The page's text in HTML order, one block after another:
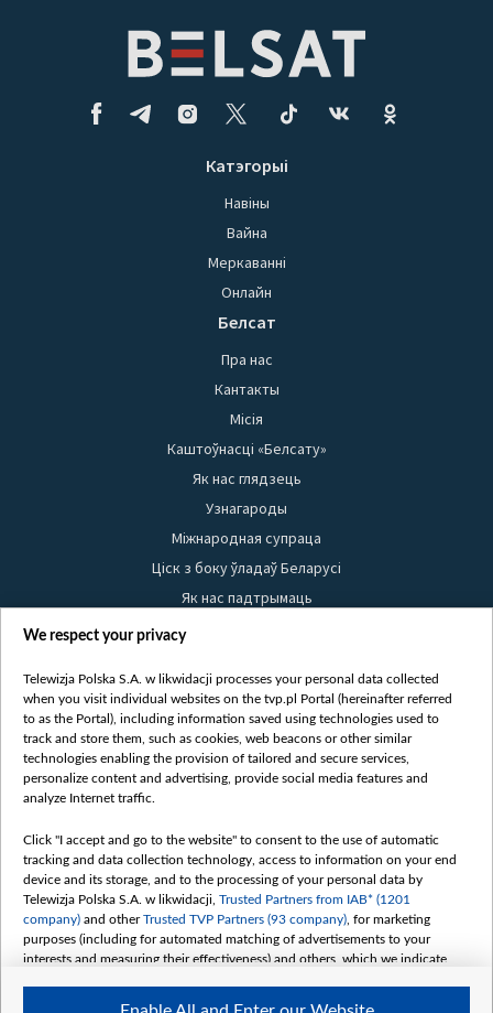
Катэгорыі
Навіны
Вайна
Меркаванні
Онлайн
Белсат
Пра нас
Кантакты
Місія
Каштоўнасці «Белсату»
Як нас глядзець
Узнагароды
Міжнародная супраца
Ціск з боку ўладаў Беларусі
Як нас падтрымаць
Правілы выкарыстання матэрыялаў
Бяспека
Youtube
Белсат news
Белсат Shorts
Жэстачайшы мульт
Belsat English
Biełsat PL
Белсат Now
Белсат History
Белсат Music
We respect your privacy
Telewizja Polska S.A. w likwidacji processes your personal data collected
when you visit individual websites on the tvp.pl Portal (hereinafter referred
to as the Portal), including information saved using technologies used to
track and store them, such as cookies, web beacons or other similar
technologies enabling the provision of tailored and secure services,
personalize content and advertising, provide social media features and
analyze Internet traffic.
Click "I accept and go to the website" to consent to the use of automatic
tracking and data collection technology, access to information on your end
device and its storage, and to the processing of your personal data by
Telewizja Polska S.A. w likwidacji, Trusted Partners from IAB* (1201
company) and otherTrusted TVP Partners (93 company) , for marketing
purposes (including for automated matching of advertisements to your
interests and measuring their effectiveness) and others, which we indicate